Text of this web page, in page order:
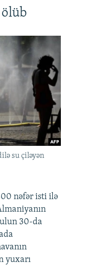
su çiləyən
nəfər isti ilə
30-da
yuxarı